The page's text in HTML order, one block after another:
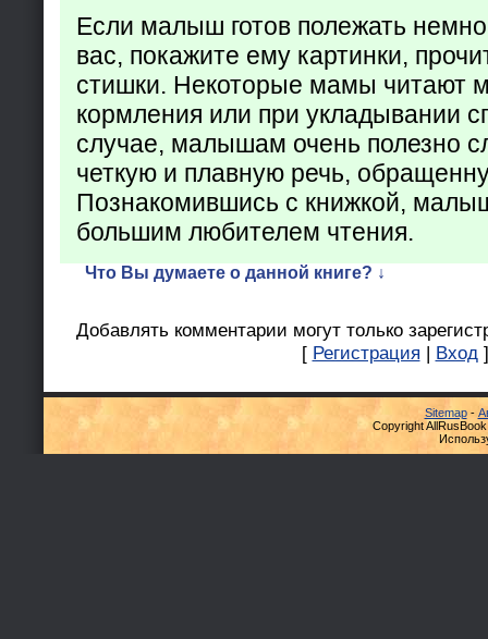
Если малыш готов полежать
вас, покажите ему картинки,
стишки. Некоторые мамы читают
кормления или при укладывании
случае, малышам очень полезно
четкую и плавную речь,
Познакомившись с книжкой,
большим любителем чтения.
Что Вы думаете о данной книге? ↓
Добавлять комментарии могут только
[ Регистрация | Вход ]
Sitemap-
Copyright